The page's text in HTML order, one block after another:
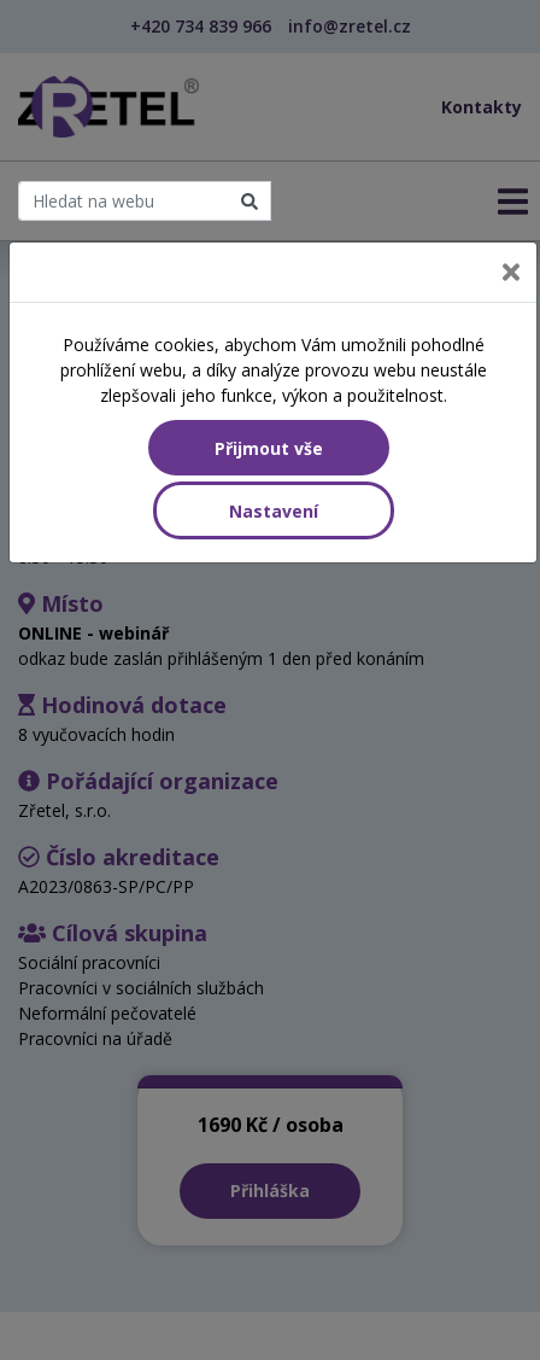
+420 734 839 966 info@zretel.cz
Kontakty
Dítě s traumatem a jeho
socializace
8:30 - 15:30
Místo
ONLINE - webinář
odkaz bude zaslán přihlášeným 1 den před konáním
Hodinová dotace
8 vyučovacích hodin
Pořádající organizace
Zřetel, s.r.o.
Číslo akreditace
A2023/0863-SP/PC/PP
Cílová skupina
Sociální pracovníci
Pracovníci v sociálních službách
Neformální pečovatelé
Pracovníci na úřadě
1690 Kč / osoba
Přihláška
Používáme cookies, abychom Vám umožnili pohodlné
prohlížení webu, a díky analýze provozu webu neustále
zlepšovali jeho funkce, výkon a použitelnost.
Přijmout vše
Nastavení